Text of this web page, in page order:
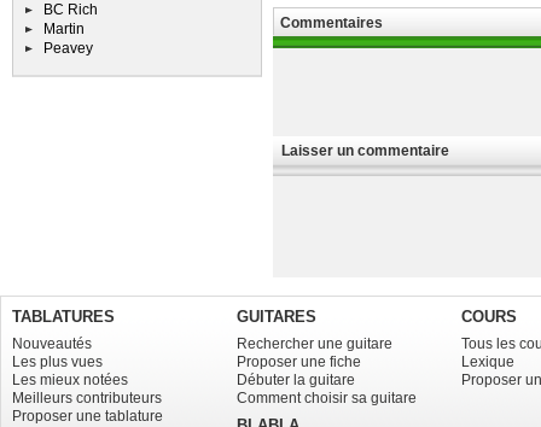
BC Rich
Martin
Peavey
Commentaires
Laisser un commentaire
TABLATURES
Nouveautés
Les plus vues
Les mieux notées
Meilleurs contributeurs
Proposer une tablature
GUITARES
Rechercher une guitare
Proposer une fiche
Débuter la guitare
Comment choisir sa guitare
COURS
Tous les
Lexique
Proposer